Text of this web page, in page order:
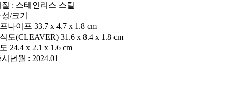
질 : 스테인리스 스틸
성/크기
나이프 33.7 x 4.7 x 1.8 cm
도(CLEAVER) 31.6 x 8.4 x 1.8 cm
24.4 x 2.1 x 1.6 cm
시년월 : 2024.01